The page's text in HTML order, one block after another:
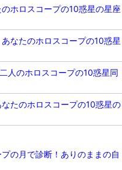
のホロスコープの10惑星の星座
あなたのホロスコープの10惑星
人のホロスコープの10惑星同
なたのホロスコープの10惑星の
プの月で診断！ありのままの自